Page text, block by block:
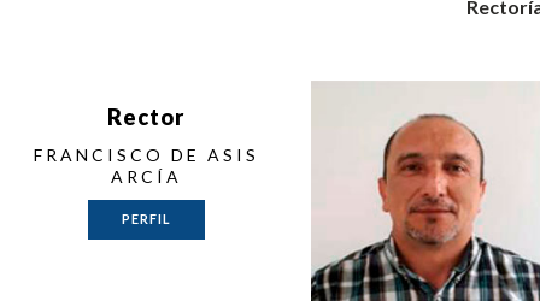
Rector
FRANCISCO DE ASIS
ARCÍA
PERFIL